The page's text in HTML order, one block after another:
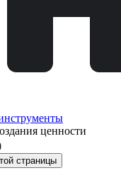
ценности
страницы